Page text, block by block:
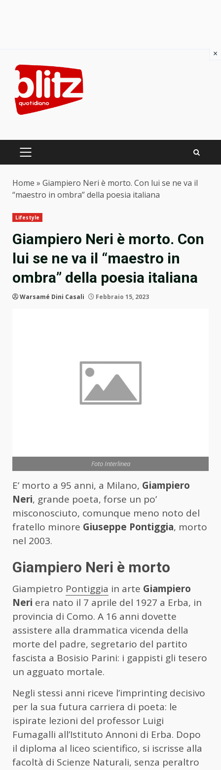
content
PRIMARY
Home » Giampiero Neri è morto. Con lui se ne va il
“maestro in ombra” della poesia italiana
Lifestyle
Giampiero Neri è morto. Con
lui se ne va il “maestro in
ombra” della poesia italiana
Warsamé Dini Casali Febbraio 15, 2023
Foto Interlinea
E’ morto a 95 anni, a Milano, Giampiero
Neri, grande poeta, forse un po’
misconosciuto, comunque meno noto del
fratello minore Giuseppe Pontiggia, morto
nel 2003.
Giampiero Neri è morto
Giampietro Pontiggia in arte Giampiero
Neri era nato il 7 aprile del 1927 a Erba, in
provincia di Como. A 16 anni dovette
assistere alla drammatica vicenda della
morte del padre, segretario del partito
fascista a Bosisio Parini: i gappisti gli tesero
un agguato mortale.
Negli stessi anni riceve l’imprinting decisivo
per la sua futura carriera di poeta: le
ispirate lezioni del professor Luigi
Fumagalli all’Istituto Annoni di Erba. Dopo
il diploma al liceo scientifico, si iscrisse alla
facoltà di Scienze Naturali, senza peraltro
×